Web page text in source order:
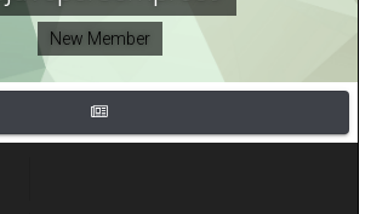
New Member